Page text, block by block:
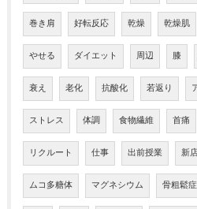
巻き肩 好転反応 乾燥 乾燥肌
やせる ダイエット 周辺 膝
衰え 老化 抗酸化 若返り
ストレス 体調 食物繊維 首痛
リクルート 仕事 出前授業 新
ムコ多糖体 マグネシウム 骨粗鬆症